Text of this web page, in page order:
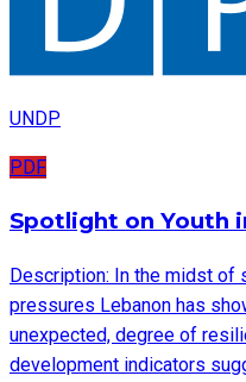
UNDP
PDF
Spotlight on Youth
Description: In the midst of
pressures Lebanon has
unexpected, degree of
development indicators